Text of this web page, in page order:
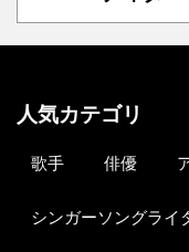
人気カテゴリ
歌手 俳優
シンガーソングライ